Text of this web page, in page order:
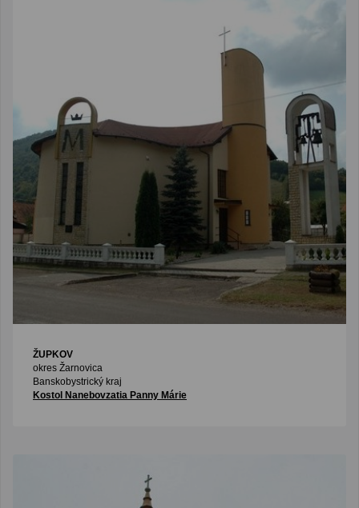
ŽUPKOV
okres Žarnovica
Banskobystrický kraj
Kostol Nanebovzatia Panny Márie